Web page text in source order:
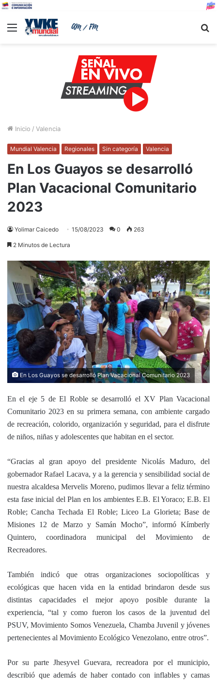
Menu
Inicio / Valencia
Mundial Valencia Regionales Sin categoría Valencia
En Los Guayos se desarrolló
Plan Vacacional Comunitario
2023
Yolimar Caicedo 15/08/2023 0 263
2 Minutos de Lectura
En Los Guayos se desarrolló Plan Vacacional Comunitario 2023
En el eje 5 de El Roble se desarrolló el XV Plan Vacacional
Comunitario 2023 en su primera semana, con ambiente cargado
de recreación, colorido, organización y seguridad, para el disfrute
de niños, niñas y adolescentes que habitan en el sector.
“Gracias al gran apoyo del presidente Nicolás Maduro, del
gobernador Rafael Lacava, y a la gerencia y sensibilidad social de
nuestra alcaldesa Mervelis Moreno, pudimos llevar a feliz término
esta fase inicial del Plan en los ambientes E.B. El Yoraco; E.B. El
Roble; Cancha Techada El Roble; Liceo La Glorieta; Base de
Misiones 12 de Marzo y Samán Mocho”, informó Kímberly
Quintero, coordinadora municipal del Movimiento de
Recreadores.
También indicó que otras organizaciones sociopolíticas y
ecológicas que hacen vida en la entidad brindaron desde sus
distintas capacidades el mejor apoyo posible durante la
experiencia, “tal y como fueron los casos de la juventud del
PSUV, Movimiento Somos Venezuela, Chamba Juvenil y jóvenes
pertenecientes al Movimiento Ecológico Venezolano, entre otros”.
Por su parte Jhesyvel Guevara, recreadora por el municipio,
describió que además de haber contado con inflables y camas